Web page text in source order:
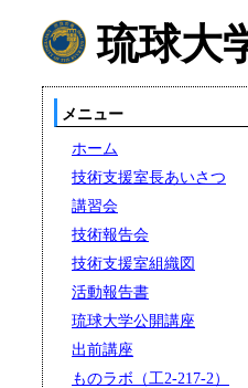
琉球大
メニュー
ホーム
技術支援室長あいさつ
講習会
技術報告会
技術支援室組織図
活動報告書
琉球大学公開講座
出前講座
ものラボ（工2-217-2）